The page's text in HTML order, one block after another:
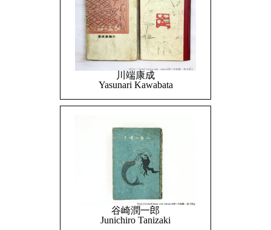
川端康成
Yasunari Kawabata
谷崎潤一郎
Junichiro Tanizaki